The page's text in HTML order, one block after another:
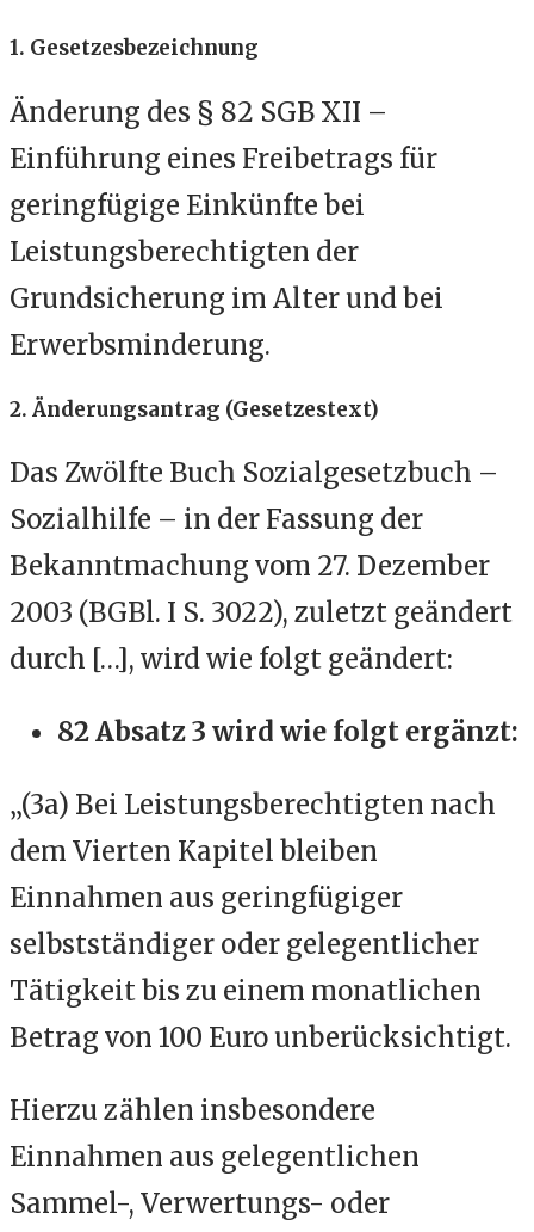
1. Gesetzesbezeichnung
Änderung des § 82 SGB XII –
Einführung eines Freibetrags für
geringfügige Einkünfte bei
Leistungsberechtigten der
Grundsicherung im Alter und bei
Erwerbsminderung.
2. Änderungsantrag (Gesetzestext)
Das Zwölfte Buch Sozialgesetzbuch –
Sozialhilfe – in der Fassung der
Bekanntmachung vom 27. Dezember
2003 (BGBl. I S. 3022), zuletzt geändert
durch […], wird wie folgt geändert:
82 Absatz 3 wird wie folgt ergänzt:
„(3a) Bei Leistungsberechtigten nach
dem Vierten Kapitel bleiben
Einnahmen aus geringfügiger
selbstständiger oder gelegentlicher
Tätigkeit bis zu einem monatlichen
Betrag von 100 Euro unberücksichtigt.
Hierzu zählen insbesondere
Einnahmen aus gelegentlichen
Sammel-, Verwertungs- oder